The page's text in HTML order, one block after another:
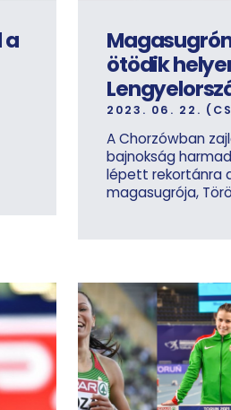
a
ötödik
2023. 06. 22.
A Chorzówban
bajnokság
lépett rekortánra
magasugrója,